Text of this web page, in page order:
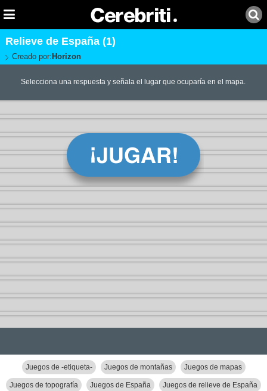
Relieve de España (1)
Creado por: Horizon
Selecciona una respuesta y señala el lugar que ocuparía en el mapa.
Juegos de -etiqueta- Juegos de montañas Juegos de mapas
Juegos de topografía Juegos de España Juegos de relieve de España